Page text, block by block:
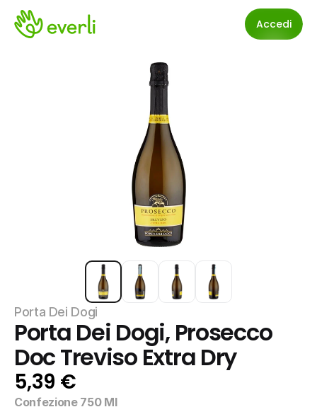
Accedi
Porta Dei Dogi
Porta Dei Dogi, Prosecco
Doc Treviso Extra Dry
5,39 €
Confezione 750 Ml